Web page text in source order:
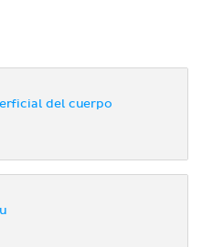
del cuerpo